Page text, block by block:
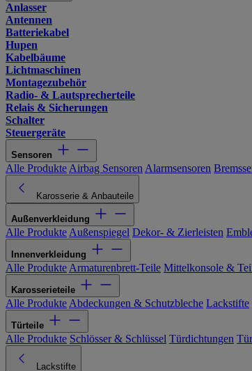
Anlasser
Antennen
Batteriekabel
Hupen
Kabelbäume
Lichtmaschinen
Montagezubehör
Radio- & Lautsprecherteile
Relais & Sicherungen
Schalter
Steuergeräte
Sensoren
Alle Produkte Airbag Sensoren Alarmsensoren
Karosserie & Anbauteile
Außenverkleidung
Alle Produkte Außenspiegel Dekor- & Zierleisten
Innenverkleidung
Alle Produkte Armaturenbrett-Teile Mittelkonsole &
Karosserieteile
Alle Produkte Abdeckungen & Schutzbleche Lackstifte
Türteile
Alle Produkte Schlösser & Schlüssel Türdichtungen
Lackstifte